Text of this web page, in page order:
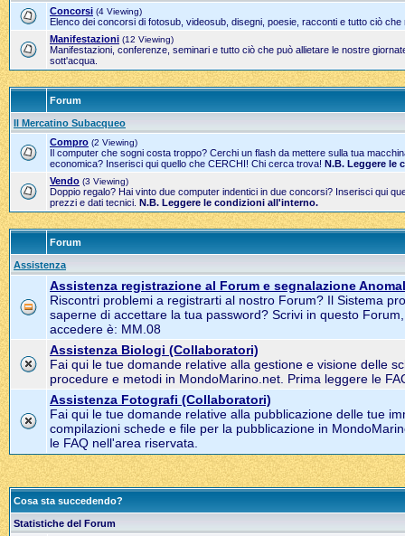
Concorsi (4 Viewing)
Elenco dei concorsi di fotosub, videosub, disegni, poesie, racconti e tutto ciò che
Manifestazioni (12 Viewing)
Manifestazioni, conferenze, seminari e tutto ciò che può allietare le nostre
sott'acqua.
Forum
Il Mercatino Subacqueo
Compro (2 Viewing)
Il computer che sogni costa troppo? Cerchi un flash da mettere sulla tua
economica? Inserisci qui quello che CERCHI! Chi cerca trova! N.B. Leggere le
Vendo (3 Viewing)
Doppio regalo? Hai vinto due computer indentici in due concorsi? Inserisci qui
prezzi e dati tecnici. N.B. Leggere le condizioni all'interno.
Forum
Assistenza
Assistenza registrazione al Forum e segnalazione
Riscontri problemi a registrarti al nostro Forum? Il Sistema
saperne di accettare la tua password? Scrivi in questo
accedere è: MM.08
Assistenza Biologi (Collaboratori)
Fai qui le tue domande relative alla gestione e visione delle
procedure e metodi in MondoMarino.net. Prima leggere le
Assistenza Fotografi (Collaboratori)
Fai qui le tue domande relative alla pubblicazione delle tue
compilazioni schede e file per la pubblicazione in
le FAQ nell'area riservata.
Cosa sta succedendo?
Statistiche del Forum